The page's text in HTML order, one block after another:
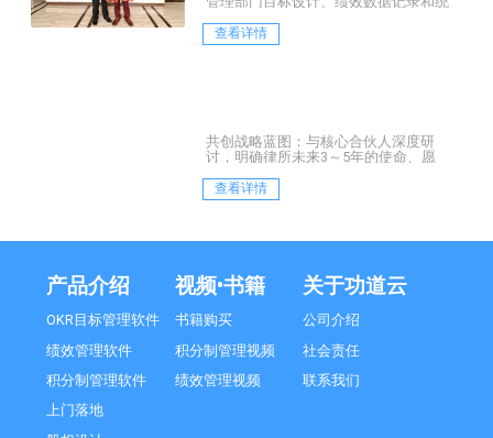
查看详情
共创战略蓝图：与核心合伙人深度研
讨，明确律所未来3～5年的使命、愿
查看详情
产品介绍 视频•书籍 关于功道云
OKR目标管理软件
绩效管理软件
积分制管理软件
上门落地
书籍购买
积分制管理视频
绩效管理视频
公司介绍
社会责任
联系我们